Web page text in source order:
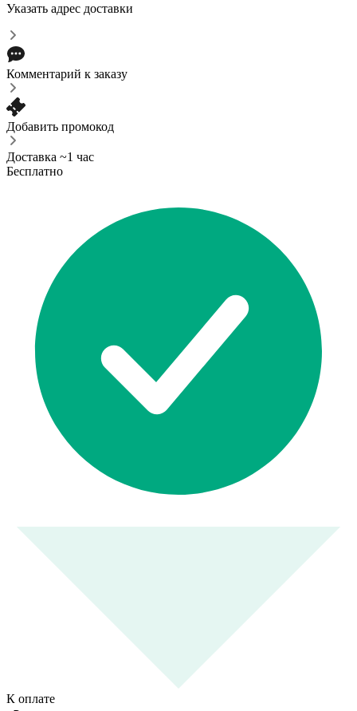
Указать адрес доставки
Комментарий к заказу
Добавить промокод
Доставка ~1 час
Бесплатно
К оплате